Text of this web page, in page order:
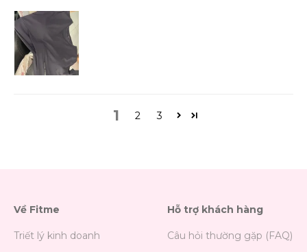
1 2 3
Về Fitme
Triết lý kinh doanh
Hỗ trợ khách hàng
Câu hỏi thường gặp (FAQ)